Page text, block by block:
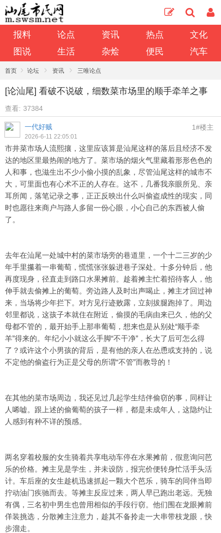
报料 论点 资讯 热点
文化
图说
生活 杂烩 便民 汽车
首页 › 论坛 › 资讯 › 三唯论点
[论汕尾] 看破不说破，细数菜市场里的顺手牵羊之事
查看: 37384
一代好贼
2026-6-11 22:05:01
1#楼主
市井菜市场人流熙攘，这里应该算是汕尾这样的落后且经济不发
达的地区里最热闹的地方了。菜市场的烟火气里藏着形形色色的
人和事，也滋生出不少小偷小摸的乱象，尽管汕尾这样的城市不
大，可里面也有心术不正的人存在。这不，几番我亲眼所见、亲
耳所闻，落笔记录之事，正正反映出什么叫偷盗成性的现实，同
时也愿往来商户与路人多留一份心眼，小心自己的东西被人偷
了。
去年在汕尾一处城中村的菜市场旁的巷道里，一个十二三岁的少
年手里攥着一串葡萄，慌慌张张躲进巷子深处。十多分钟后，他
再度现身，径直走到路口水果摊前。趁着摊主忙着招待客人，他
伸手就去偷摊上的葡萄。旁边路人及时出声喝止，摊主才回过神
来，当场将少年拦下。对方见行迹败露，立刻拔腿跑掉了。周边
邻里都说，这孩子本就住在附近，偷摸的毛病由来已久，他的父
母都不管的，最开始手上那串葡萄，想来也是从别处“顺手牵
羊”得来的。年纪小小就这么手脚“不干净”，长大了后可怎么得
了？或许这个小男孩的背后，是有他的亲人在怂恿或支持的，说
不定他的偷盗行为正是父母的所谓“不管”而教导的！
在其他的菜市场周边，我还见过几起学生结伴偷窃的事，同样让
人唏嘘。跟上述的偷葡萄的孩子一样，都是未成年人，这隐约让
人感到有种不详的预感。
两名穿着校服的女生骑着共享电动车停在水果摊前，假意询问芭
乐的价格。摊主见是学生，并未设防，报完价便转身忙活手头活
计。车后座的女生趁机迅速抓起一颗大个芭乐，骑车的同伴当即
拧动油门疾驰而去。等摊主反应过来，两人早已跑出老远。无独
有偶，三名初中男生也曾用相似的手段行窃。他们围在龙眼摊前
佯装挑选，分散摊主注意力，趁其不备拎走一大串带枝龙眼，快
步溜走。